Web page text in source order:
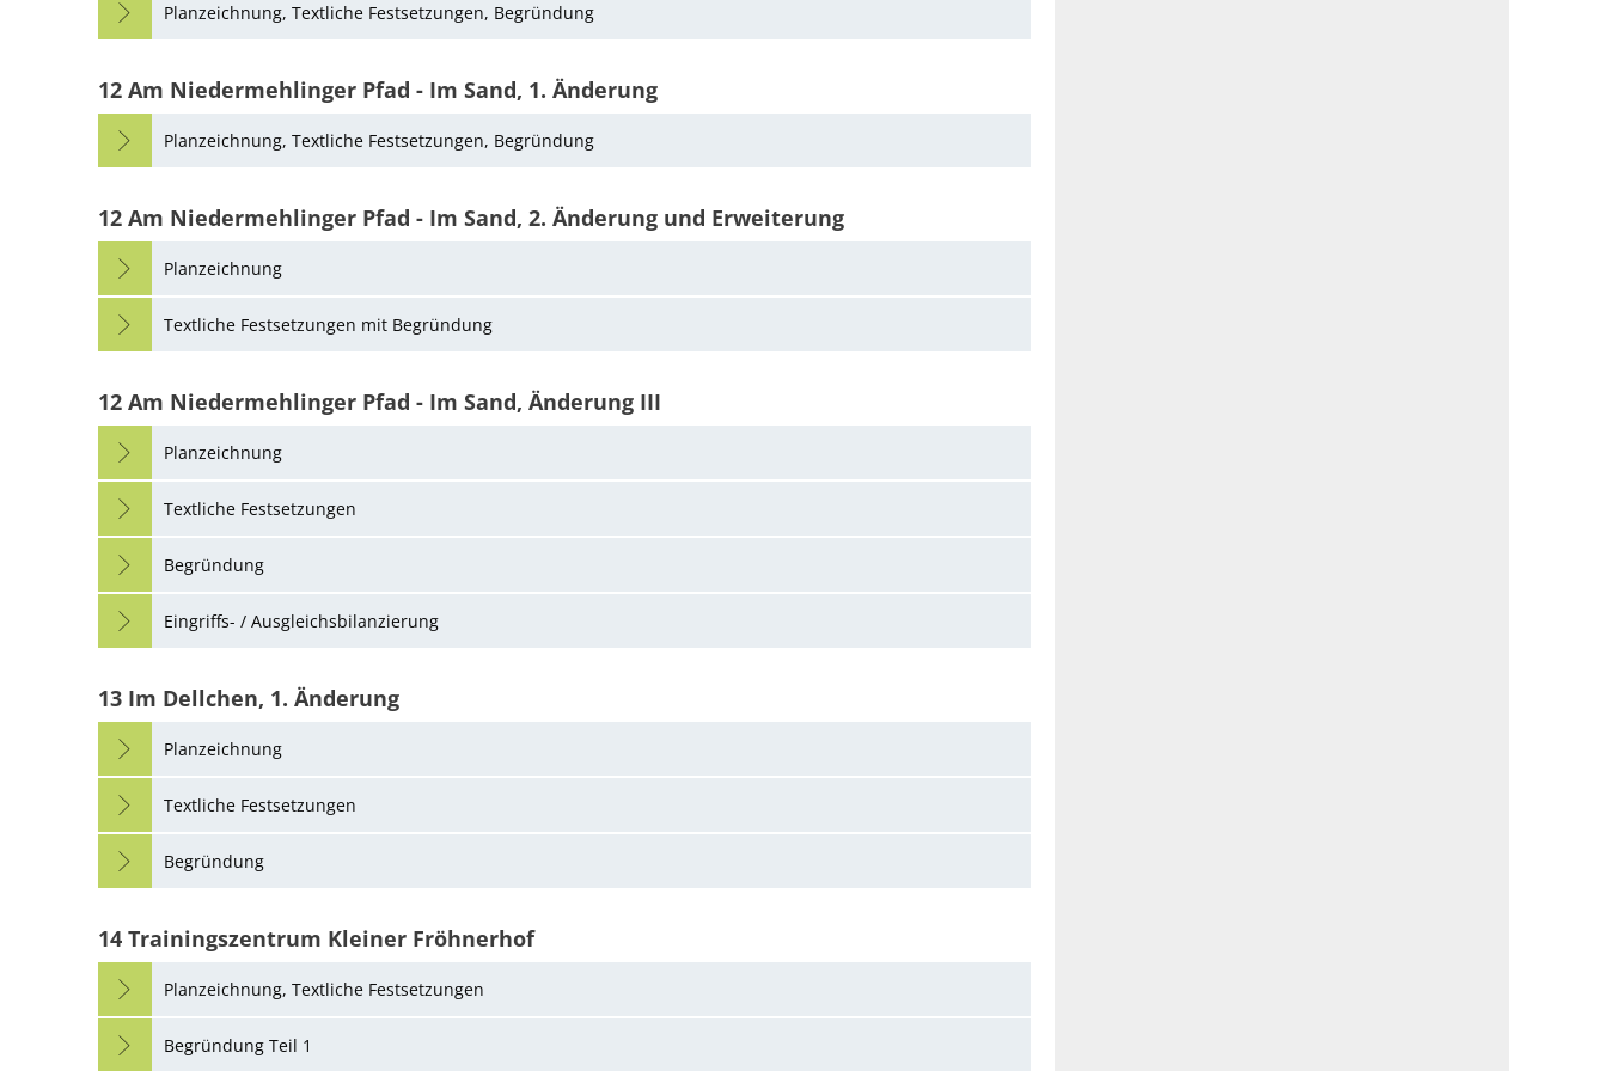
Planzeichnung, Textliche Festsetzungen, Begründung
12 Am Niedermehlinger Pfad - Im Sand, 1. Änderung
Planzeichnung, Textliche Festsetzungen, Begründung
12 Am Niedermehlinger Pfad - Im Sand, 2. Änderung und Erweiterung
Planzeichnung
Textliche Festsetzungen mit Begründung
12 Am Niedermehlinger Pfad - Im Sand, Änderung III
Planzeichnung
Textliche Festsetzungen
Begründung
Eingriffs- / Ausgleichsbilanzierung
13 Im Dellchen, 1. Änderung
Planzeichnung
Textliche Festsetzungen
Begründung
14 Trainingszentrum Kleiner Fröhnerhof
Planzeichnung, Textliche Festsetzungen
Begründung Teil 1